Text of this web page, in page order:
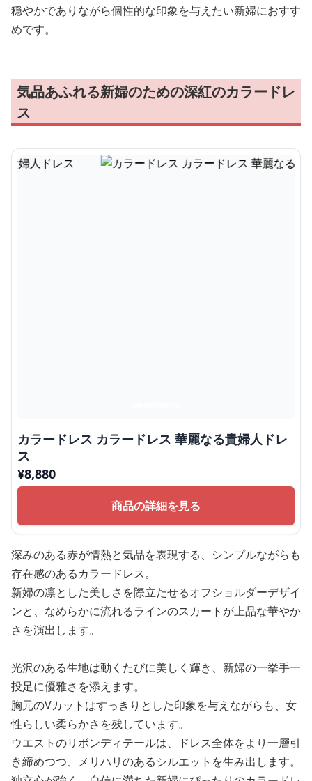
穏やかでありながら個性的な印象を与えたい新婦におすす
めです。
気品あふれる新婦のための深紅のカラードレ
ス
カラードレス カラードレス 華麗なる貴婦人ドレ
ス
¥8,880
商品の詳細を見る
深みのある赤が情熱と気品を表現する、シンプルながらも
存在感のあるカラードレス。
新婦の凛とした美しさを際立たせるオフショルダーデザイ
ンと、なめらかに流れるラインのスカートが上品な華やか
さを演出します。
光沢のある生地は動くたびに美しく輝き、新婦の一挙手一
投足に優雅さを添えます。
胸元のVカットはすっきりとした印象を与えながらも、女
性らしい柔らかさを残しています。
ウエストのリボンディテールは、ドレス全体をより一層引
き締めつつ、メリハリのあるシルエットを生み出します。